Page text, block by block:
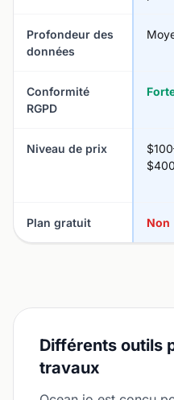
Profondeur des
données
Conformité
RGPD
Niveau de prix
Plan gratuit Non
Différents outils
travaux